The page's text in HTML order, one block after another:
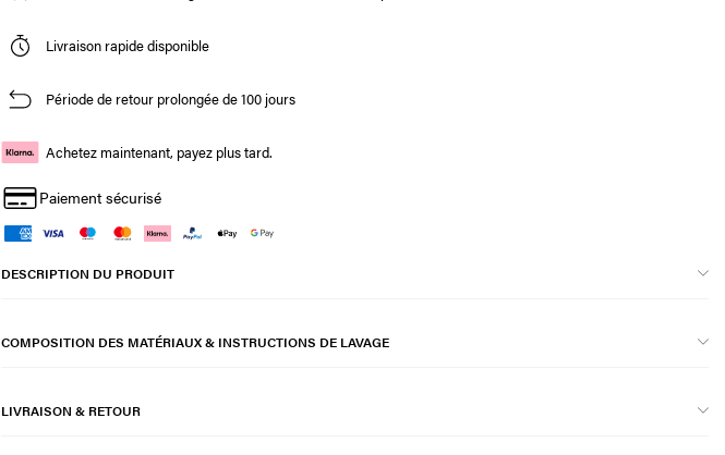
Livraison rapide disponible
Période de retour prolongée de 100 jours
Achetez maintenant, payez plus tard.
Paiement sécurisé
DESCRIPTION DU PRODUIT
COMPOSITION DES MATÉRIAUX & INSTRUCTIONS DE LAVAGE
LIVRAISON & RETOUR